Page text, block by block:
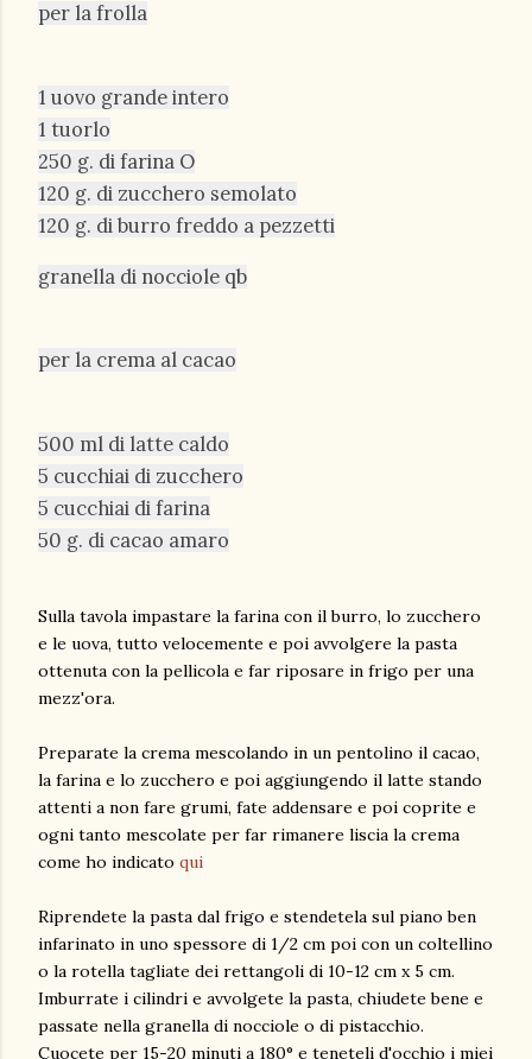
per la frolla
1 uovo grande intero
1 tuorlo
250 g. di farina O
120 g. di zucchero semolato
120 g. di burro freddo a pezzetti
granella di nocciole qb
per la crema al cacao
500 ml di latte caldo
5 cucchiai di zucchero
5 cucchiai di farina
50 g. di cacao amaro
Sulla tavola impastare la farina con il burro, lo zucchero
e le uova, tutto velocemente e poi avvolgere la pasta
ottenuta con la pellicola e far riposare in frigo per una
mezz'ora.
Preparate la crema mescolando in un pentolino il cacao,
la farina e lo zucchero e poi aggiungendo il latte stando
attenti a non fare grumi, fate addensare e poi coprite e
ogni tanto mescolate per far rimanere liscia la crema
come ho indicato qui
Riprendete la pasta dal frigo e stendetela sul piano ben
infarinato in uno spessore di 1/2 cm poi con un coltellino
o la rotella tagliate dei rettangoli di 10-12 cm x 5 cm.
Imburrate i cilindri e avvolgete la pasta, chiudete bene e
passate nella granella di nocciole o di pistacchio.
Cuocete per 15-20 minuti a 180° e teneteli d'occhio i miei